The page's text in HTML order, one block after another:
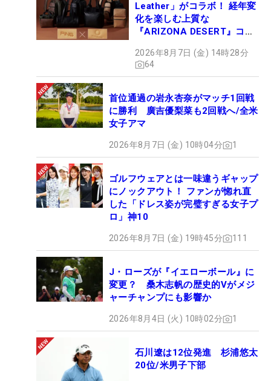
Leather」がコラボ！ 経年変
化を楽しむ上質な
『ARIZONA DESERT』コレ
ュー
2026年8月7日 (金) 14時28分
64
首位通過の岩永杏奈がマッチ1回戦
に勝利 廣吉優梨菜も2回戦へ/全米
女子アマ
2026年8月7日 (金) 10時04分 1
ゴルフウェアとは一味違うギャップ
にノックアウト！ ファンが惚れ直
した「ドレス姿が完璧すぎる女子プ
ロ」神10
2026年8月7日 (金) 19時45分 111
J・ローズが『イエローボール』に
変更？ 桑木志帆の歴史的Vがメジ
ャーチャンプにも影響か
2026年8月4日 (火) 10時02分 1
石川遼は12位発進 杉浦悠太
20位/米男子下部